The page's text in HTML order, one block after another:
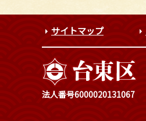
サイトマップ
法人番号6000020131067